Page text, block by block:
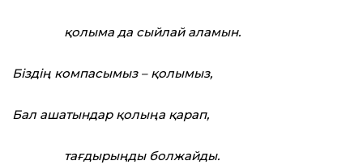
қолыма да сыйлай аламын.
Біздің компасымыз – қолымыз,
Бал ашатындар қолыңа қарап,
тағдырыңды болжайды.